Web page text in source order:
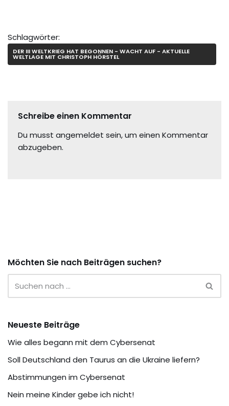
Schlagwörter:
DER III WELTKRIEG HAT BEGONNEN - WACHT AUF - AKTUELLE
WELTLAGE MIT CHRISTOPH HÖRSTEL
Schreibe einen Kommentar
Du musst angemeldet sein, um einen Kommentar
abzugeben.
Möchten Sie nach Beiträgen suchen?
Neueste Beiträge
Wie alles begann mit dem Cybersenat
Soll Deutschland den Taurus an die Ukraine liefern?
Abstimmungen im Cybersenat
Nein meine Kinder gebe ich nicht!